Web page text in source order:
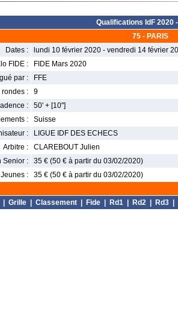
Qualifications IdF 2020
75 - PARIS
Dates :
lundi 10 février 2020 - vendredi 14 février
FIDE :
FIDE Mars 2020
par :
FFE
rondes :
9
:
50' + [10'']
:
Suisse
:
LIGUE IDF DES ECHECS
Arbitre :
CLAREBOUT Julien
Senior :
35 € (50 € à partir du 03/02/2020)
:
35 € (50 € à partir du 03/02/2020)
Grille Classement Fide Rd1 Rd2 Rd3